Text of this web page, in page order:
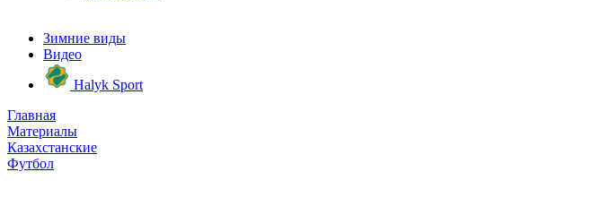
Зимние виды
Видео
Halyk Sport
Главная
Материалы
Казахстанские
Футбол